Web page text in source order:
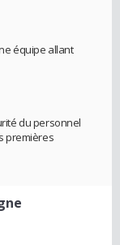
équipe allant
du personnel
premières